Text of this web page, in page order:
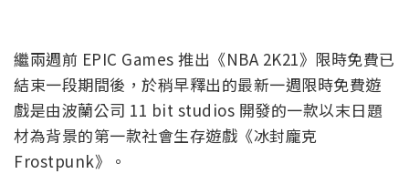
繼兩週前 EPIC Games 推出《NBA 2K21》限時免費已
結束一段期間後，於稍早釋出的最新一週限時免費遊
戲是由波蘭公司 11 bit studios 開發的一款以末日題
材為背景的第一款社會生存遊戲《冰封龐克
Frostpunk》。